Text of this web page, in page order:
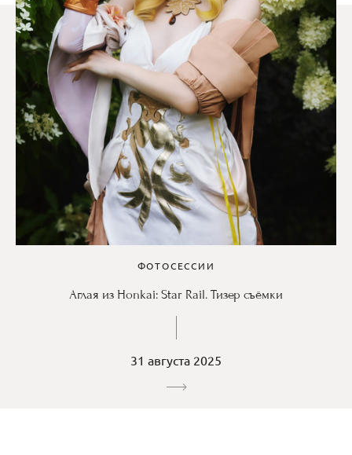
ФОТОСЕССИИ
Аглая из Honkai: Star Rail. Тизер съёмки
31 августа 2025